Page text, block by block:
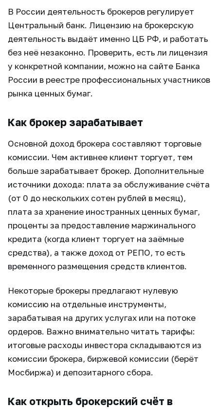
В России деятельность брокеров регулирует
Центральный банк. Лицензию на брокерскую
деятельность выдаёт именно ЦБ РФ, и работать
без неё незаконно. Проверить, есть ли лицензия
у конкретной компании, можно на сайте Банка
России в реестре профессиональных участников
рынка ценных бумаг.
Как брокер зарабатывает
Основной доход брокера составляют торговые
комиссии. Чем активнее клиент торгует, тем
больше зарабатывает брокер. Дополнительные
источники дохода: плата за обслуживание счёта
(от 0 до нескольких сотен рублей в месяц),
плата за хранение иностранных ценных бумаг,
проценты за предоставление маржинального
кредита (когда клиент торгует на заёмные
средства), а также доход от РЕПО, то есть
временного размещения средств клиентов.
Некоторые брокеры предлагают нулевую
комиссию на отдельные инструменты,
зарабатывая на других услугах или на потоке
ордеров. Важно внимательно читать тарифы:
итоговые расходы инвестора складываются из
комиссии брокера, биржевой комиссии (берёт
Мосбиржа) и депозитарного сбора.
Как открыть брокерский счёт в